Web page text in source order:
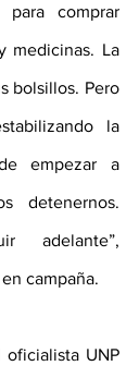
comprar
medicinas. La
bolsillos. Pero
la
empezar a
detenernos.
adelante”,
campaña.
oficialista UNP